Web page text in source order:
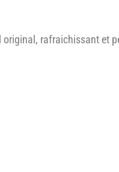
rafraichissant et